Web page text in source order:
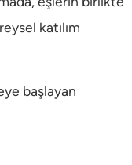
katılım
başlayan